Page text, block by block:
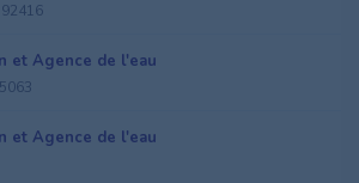
Courbevoie Cedex 92416
et Agence de l'eau
et Agence de l'eau